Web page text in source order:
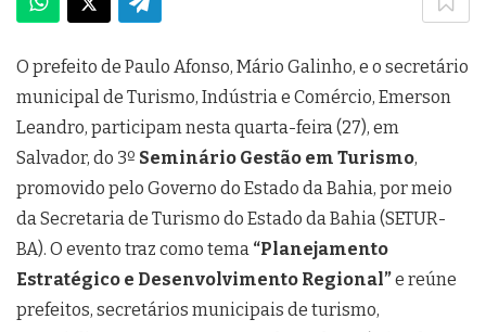
O prefeito de Paulo Afonso, Mário Galinho, e o secretário
municipal de Turismo, Indústria e Comércio, Emerson
Leandro, participam nesta quarta-feira (27), em
Salvador, do 3º Seminário Gestão em Turismo,
promovido pelo Governo do Estado da Bahia, por meio
da Secretaria de Turismo do Estado da Bahia (SETUR-
BA). O evento traz como tema “Planejamento
Estratégico e Desenvolvimento Regional”e reúne
prefeitos, secretários municipais de turismo,